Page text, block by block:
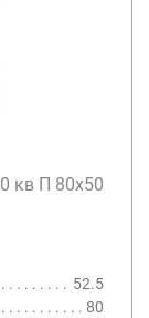
кв П 80х50
52.5
80